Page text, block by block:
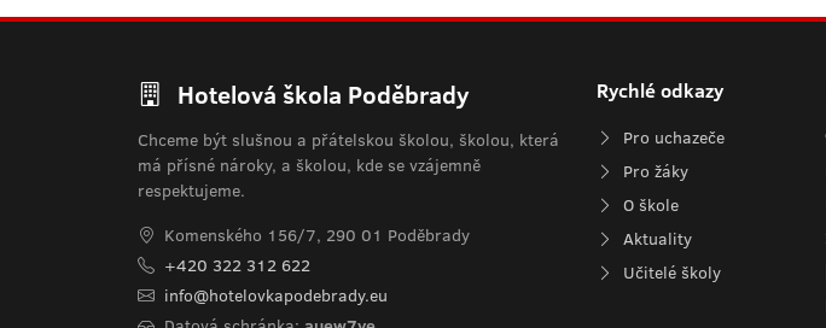
Hotelová škola Poděbrady
Chceme být slušnou a přátelskou školou, školou, která
má přísné nároky, a školou, kde se vzájemně
respektujeme.
Komenského 156/7, 290 01 Poděbrady
+420 322 312 622
info@hotelovkapodebrady.eu
Rychlé odkazy
Pro uchazeče
Pro žáky
O škole
Aktuality
Učitelé školy